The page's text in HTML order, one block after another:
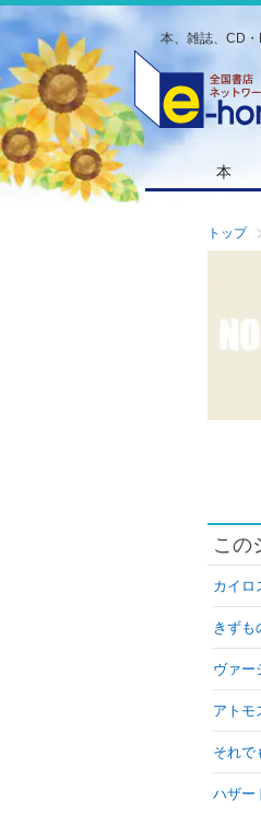
本、雑誌、CD
本
トップ
この
カイロ
きずも
ヴァー
アト
それで
ハザー